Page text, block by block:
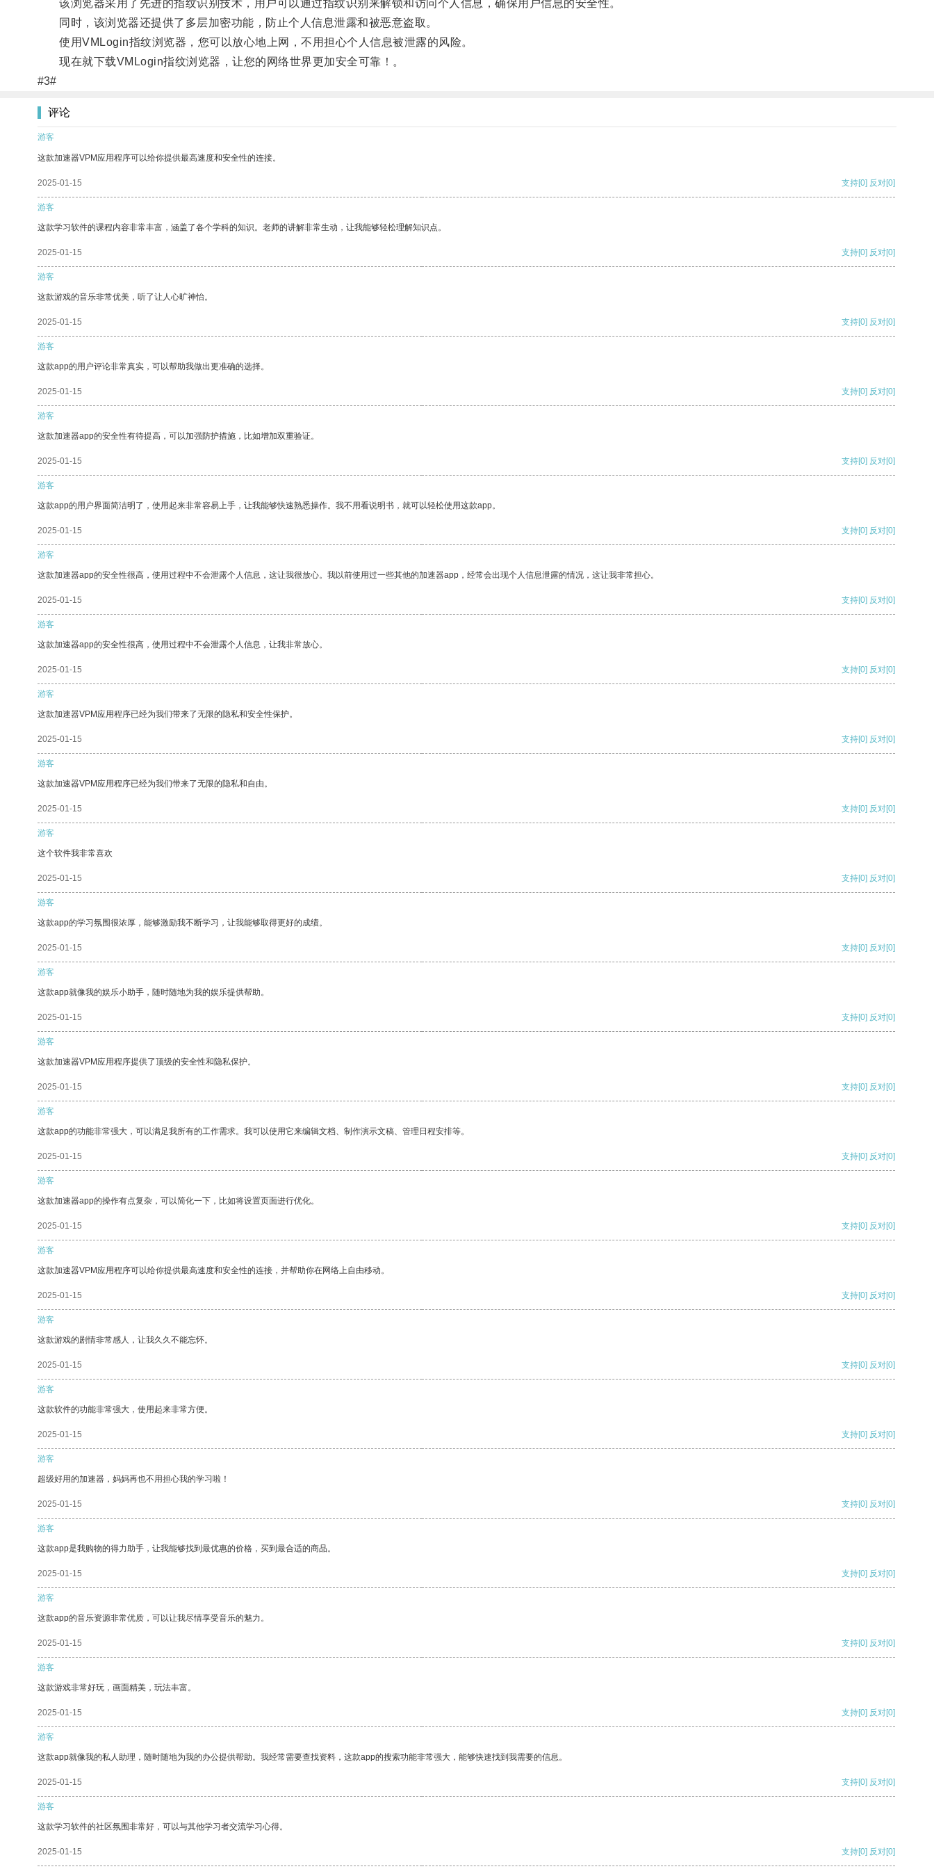
该浏览器采用了先进的指纹识别技术，用户可以通过指纹识别来解锁和访问个人信息，确保用户信息的安全性。
同时，该浏览器还提供了多层加密功能，防止个人信息泄露和被恶意盗取。
使用VMLogin指纹浏览器，您可以放心地上网，不用担心个人信息被泄露的风险。
现在就下载VMLogin指纹浏览器，让您的网络世界更加安全可靠！。
#3#
评论
游客
这款加速器VPM应用程序可以给你提供最高速度和安全性的连接。
2025-01-15 支持[0] 反对[0]
游客
这款学习软件的课程内容非常丰富，涵盖了各个学科的知识。老师的讲解非常生动，让我能够轻松理解知识点。
2025-01-15 支持[0] 反对[0]
游客
这款游戏的音乐非常优美，听了让人心旷神怡。
2025-01-15 支持[0] 反对[0]
游客
这款app的用户评论非常真实，可以帮助我做出更准确的选择。
2025-01-15 支持[0] 反对[0]
游客
这款加速器app的安全性有待提高，可以加强防护措施，比如增加双重验证。
2025-01-15 支持[0] 反对[0]
游客
这款app的用户界面简洁明了，使用起来非常容易上手，让我能够快速熟悉操作。我不用看说明书，就可以轻松使用这款app。
2025-01-15 支持[0] 反对[0]
游客
这款加速器app的安全性很高，使用过程中不会泄露个人信息，这让我很放心。我以前使用过一些其他的加速器app，经常会出现个人信息泄露的情况，这让我非常担心。
2025-01-15 支持[0] 反对[0]
游客
这款加速器app的安全性很高，使用过程中不会泄露个人信息，让我非常放心。
2025-01-15 支持[0] 反对[0]
游客
这款加速器VPM应用程序已经为我们带来了无限的隐私和安全性保护。
2025-01-15 支持[0] 反对[0]
游客
这款加速器VPM应用程序已经为我们带来了无限的隐私和自由。
2025-01-15 支持[0] 反对[0]
游客
这个软件我非常喜欢
2025-01-15 支持[0] 反对[0]
游客
这款app的学习氛围很浓厚，能够激励我不断学习，让我能够取得更好的成绩。
2025-01-15 支持[0] 反对[0]
游客
这款app就像我的娱乐小助手，随时随地为我的娱乐提供帮助。
2025-01-15 支持[0] 反对[0]
游客
这款加速器VPM应用程序提供了顶级的安全性和隐私保护。
2025-01-15 支持[0] 反对[0]
游客
这款app的功能非常强大，可以满足我所有的工作需求。我可以使用它来编辑文档、制作演示文稿、管理日程安排等。
2025-01-15 支持[0] 反对[0]
游客
这款加速器app的操作有点复杂，可以简化一下，比如将设置页面进行优化。
2025-01-15 支持[0] 反对[0]
游客
这款加速器VPM应用程序可以给你提供最高速度和安全性的连接，并帮助你在网络上自由移动。
2025-01-15 支持[0] 反对[0]
游客
这款游戏的剧情非常感人，让我久久不能忘怀。
2025-01-15 支持[0] 反对[0]
游客
这款软件的功能非常强大，使用起来非常方便。
2025-01-15 支持[0] 反对[0]
游客
超级好用的加速器，妈妈再也不用担心我的学习啦！
2025-01-15 支持[0] 反对[0]
游客
这款app是我购物的得力助手，让我能够找到最优惠的价格，买到最合适的商品。
2025-01-15 支持[0] 反对[0]
游客
这款app的音乐资源非常优质，可以让我尽情享受音乐的魅力。
2025-01-15 支持[0] 反对[0]
游客
这款游戏非常好玩，画面精美，玩法丰富。
2025-01-15 支持[0] 反对[0]
游客
这款app就像我的私人助理，随时随地为我的办公提供帮助。我经常需要查找资料，这款app的搜索功能非常强大，能够快速找到我需要的信息。
2025-01-15 支持[0] 反对[0]
游客
这款学习软件的社区氛围非常好，可以与其他学习者交流学习心得。
2025-01-15 支持[0] 反对[0]